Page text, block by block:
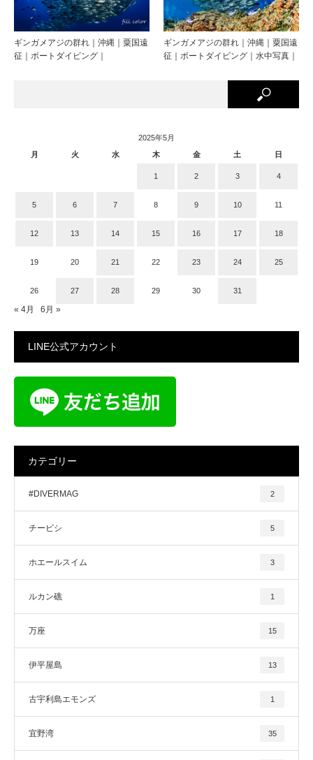
ギンガメアジの群れ｜沖縄｜粟国遠
征｜ボートダイビング｜
ギンガメアジの群れ｜沖縄｜粟国遠
征｜ボートダイビング｜水中写真｜
2025年5月
月
火 水 木 金 土 日
1 2 3 4
5 6 7 8 9 10 11
12 13 14 15 16 17 18
19 20 21 22 23 24 25
26 27 28 29 30 31
« 4月 6月 »
LINE公式アカウント
カテゴリー
#DIVERMAG 2
チービシ 5
ホエールスイム 3
ルカン礁 1
万座 15
伊平屋島 13
古宇利島エモンズ 1
宜野湾 35